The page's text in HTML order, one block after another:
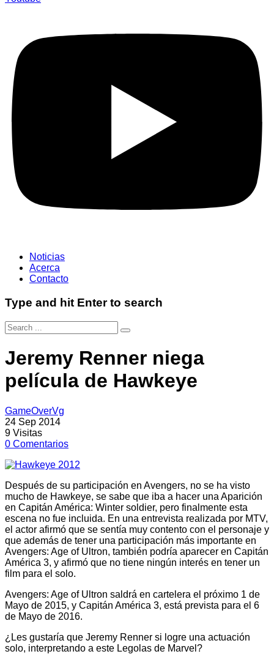
Noticias
Acerca
Contacto
Type and hit Enter to search
Jeremy Renner niega
película de Hawkeye
GameOverVg
24 Sep 2014
9 Visitas
0 Comentarios
Después de su participación en Avengers, no se ha visto
mucho de Hawkeye, se sabe que iba a hacer una Aparición
en Capitán América: Winter soldier, pero finalmente esta
escena no fue incluida. En una entrevista realizada por MTV,
el actor afirmó que se sentía muy contento con el personaje y
que además de tener una participación más importante en
Avengers: Age of Ultron, también podría aparecer en Capitán
América 3, y afirmó que no tiene ningún interés en tener un
film para el solo.
Avengers: Age of Ultron saldrá en cartelera el próximo 1 de
Mayo de 2015, y Capitán América 3, está prevista para el 6
de Mayo de 2016.
¿ Les gustaría que Jeremy Renner si logre una actuación
solo, interpretando a este Legolas de Marvel?